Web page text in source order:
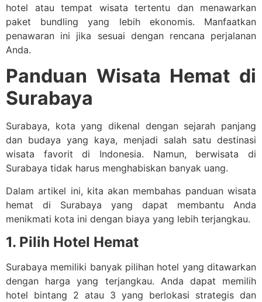
hotel atau tempat wisata tertentu dan menawarkan
paket bundling yang lebih ekonomis. Manfaatkan
penawaran ini jika sesuai dengan rencana perjalanan
Anda.
Panduan Wisata Hemat di
Surabaya
Surabaya, kota yang dikenal dengan sejarah panjang
dan budaya yang kaya, menjadi salah satu destinasi
wisata favorit di Indonesia. Namun, berwisata di
Surabaya tidak harus menghabiskan banyak uang.
Dalam artikel ini, kita akan membahas panduan wisata
hemat di Surabaya yang dapat membantu Anda
menikmati kota ini dengan biaya yang lebih terjangkau.
1. Pilih Hotel Hemat
Surabaya memiliki banyak pilihan hotel yang ditawarkan
dengan harga yang terjangkau. Anda dapat memilih
hotel bintang 2 atau 3 yang berlokasi strategis dan